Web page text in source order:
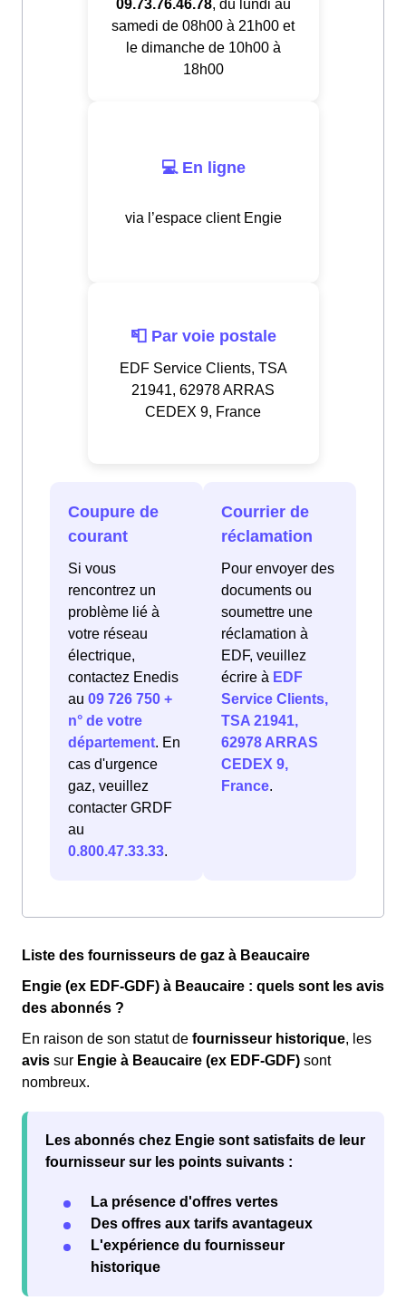
09.73.76.46.78, du lundi au
samedi de 08h00 à 21h00 et
le dimanche de 10h00 à
18h00
💻 En ligne
via l’espace client Engie
📮 Par voie postale
EDF Service Clients, TSA
21941, 62978 ARRAS
CEDEX 9, France
Coupure de
courant
Si vous
rencontrez un
problème lié à
votre réseau
électrique,
contactez Enedis
au 09 726 750 +
n° de votre
département. En
cas d'urgence
gaz, veuillez
contacter GRDF
au
0.800.47.33.33.
Courrier de
réclamation
Pour envoyer des
documents ou
soumettre une
réclamation à
EDF, veuillez
écrire à EDF
Service Clients,
TSA 21941,
62978 ARRAS
CEDEX 9,
France.
Liste des fournisseurs de gaz à Beaucaire
Engie (ex EDF-GDF) à Beaucaire : quels sont les avis
des abonnés ?
En raison de son statut de fournisseur historique, les
avis sur Engie à Beaucaire (ex EDF-GDF) sont
nombreux.
Les abonnés chez Engie sont satisfaits de leur
fournisseur sur les points suivants :
La présence d'offres vertes
Des offres aux tarifs avantageux
L'expérience du fournisseur
historique